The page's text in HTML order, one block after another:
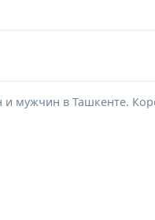
мужчин в Ташкенте.